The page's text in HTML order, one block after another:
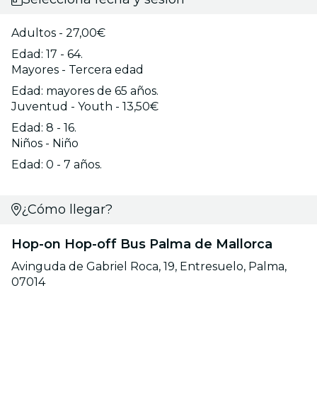
Adultos - 27,00€
Edad: 17 - 64.
Mayores - Tercera edad
Edad: mayores de 65 años.
Juventud - Youth - 13,50€
Edad: 8 - 16.
Niños - Niño
Edad: 0 - 7 años.
¿Cómo llegar?
Hop-on Hop-off Bus Palma de Mallorca
Avinguda de Gabriel Roca, 19, Entresuelo, Palma,
07014